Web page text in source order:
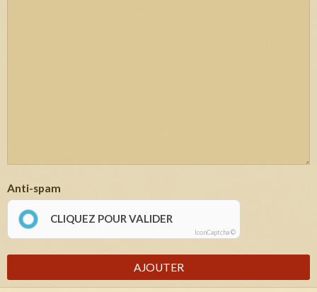
Anti-spam
CLIQUEZ POUR VALIDER
IconCaptcha ©
AJOUTER